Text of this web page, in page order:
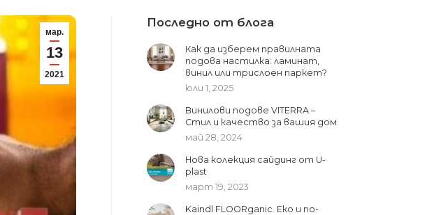
мар.
13
2021
Последно от блога
Как да изберем правилната
подова настилка: ламинат,
винил или трислоен паркет?
юли 1, 2025
Винилови подове VITERRA –
Стил и качество за вашия дом
май 28, 2024
Нова колекция сайдинг от U-
plast
март 19, 2023
Kaindl FLOORganic. Еко и по-